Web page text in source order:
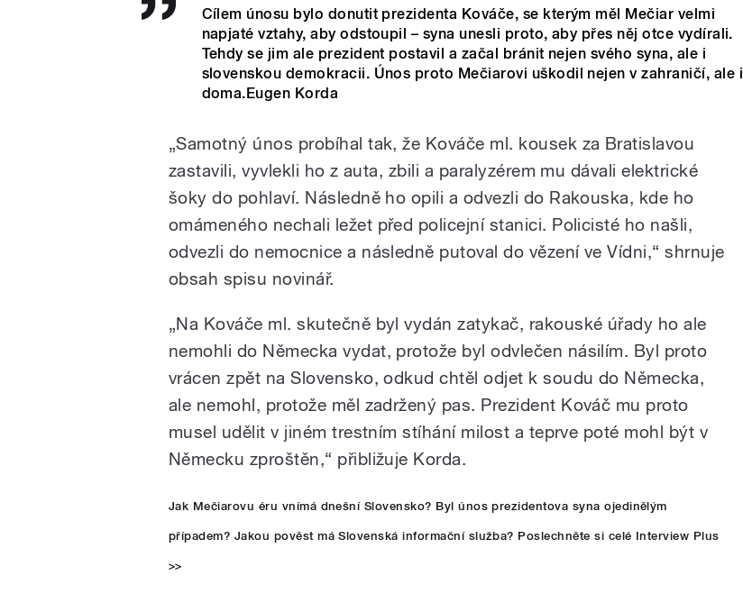
Cílem únosu bylo donutit prezidenta Kováče, se kterým měl Mečiar velmi
napjaté vztahy, aby odstoupil – syna unesli proto, aby přes něj otce vydírali.
Tehdy se jim ale prezident postavil a začal bránit nejen svého syna, ale i
slovenskou demokracii. Únos proto Mečiarovi uškodil nejen v zahraničí, ale i
doma.Eugen Korda
„Samotný únos probíhal tak, že Kováče ml. kousek za Bratislavou
zastavili, vyvlekli ho z auta, zbili a paralyzérem mu dávali elektrické
šoky do pohlaví. Následně ho opili a odvezli do Rakouska, kde ho
omámeného nechali ležet před policejní stanici. Policisté ho našli,
odvezli do nemocnice a následně putoval do vězení ve Vídni,“ shrnuje
obsah spisu novinář.
„Na Kováče ml. skutečně byl vydán zatykač, rakouské úřady ho ale
nemohli do Německa vydat, protože byl odvlečen násilím. Byl proto
vrácen zpět na Slovensko, odkud chtěl odjet k soudu do Německa,
ale nemohl, protože měl zadržený pas. Prezident Kováč mu proto
musel udělit v jiném trestním stíhání milost a teprve poté mohl být v
Německu zproštěn,“ přibližuje Korda.
Jak Mečiarovu éru vnímá dnešní Slovensko? Byl únos prezidentova syna ojedinělým
případem? Jakou pověst má Slovenská informační služba? Poslechněte si celé Interview Plus
>>